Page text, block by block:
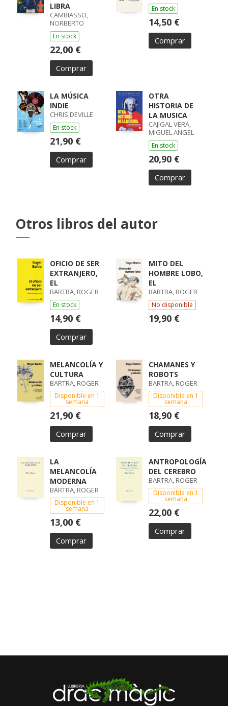
LIBRA
CAMBIASSO,
NORBERTO
En stock
22,00 €
Comprar
En stock
14,50 €
Comprar
LA MÚSICA
INDIE
CHRIS DEVILLE
En stock
21,90 €
Comprar
OTRA
HISTORIA DE
LA MUSICA
CAJIGAL VERA,
MIGUEL ANGEL
En stock
20,90 €
Comprar
Otros libros del autor
OFICIO DE SER
EXTRANJERO,
EL
BARTRA, ROGER
En stock
14,90 €
Comprar
MITO DEL
HOMBRE LOBO,
EL
BARTRA, ROGER
No disponible
19,90 €
MELANCOLÍA Y
CULTURA
BARTRA, ROGER
Disponible en 1
semana
21,90 €
Comprar
CHAMANES Y
ROBOTS
BARTRA, ROGER
Disponible en 1
semana
18,90 €
Comprar
LA
MELANCOLÍA
MODERNA
BARTRA, ROGER
Disponible en 1
semana
13,00 €
Comprar
ANTROPOLOGÍA
DEL CEREBRO
BARTRA, ROGER
Disponible en 1
semana
22,00 €
Comprar